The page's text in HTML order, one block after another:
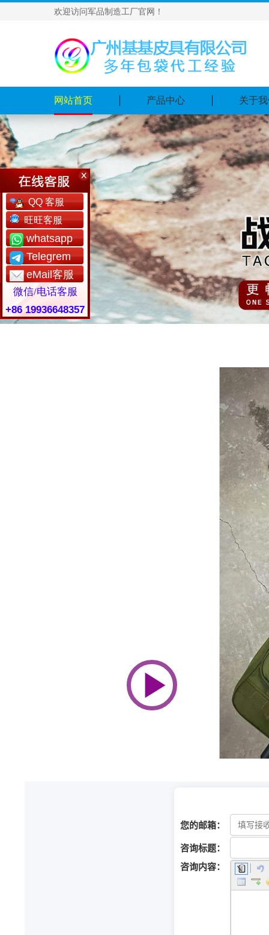
欢迎访问军品制造工厂官网！
网站首页 产品中心 关于
QQ 客服
旺旺客服
whatsapp
Telegrem
eMail客服
微信/电话客服
+86 19936648357